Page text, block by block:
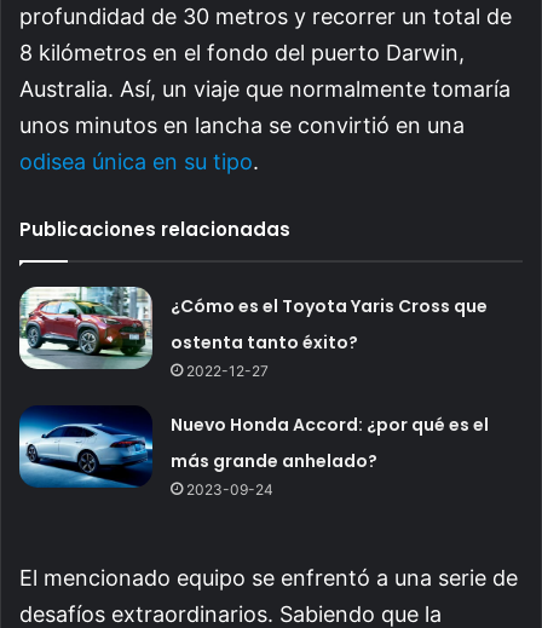
profundidad de 30 metros y recorrer un total de
8 kilómetros en el fondo del puerto Darwin,
Australia. Así, un viaje que normalmente tomaría
unos minutos en lancha se convirtió en una
odisea única en su tipo.
Publicaciones relacionadas
¿Cómo es el Toyota Yaris Cross que
ostenta tanto éxito?
2022-12-27
Nuevo Honda Accord: ¿por qué es el
más grande anhelado?
2023-09-24
El mencionado equipo se enfrentó a una serie de
desafíos extraordinarios. Sabiendo que la